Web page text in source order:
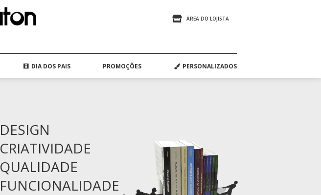
ÁREA DO LOJISTA
DIA DOS PAIS PROMOÇÕES PERSONALIZADOS
DESIGN
CRIATIVIDADE
QUALIDADE
FUNCIONALIDADE